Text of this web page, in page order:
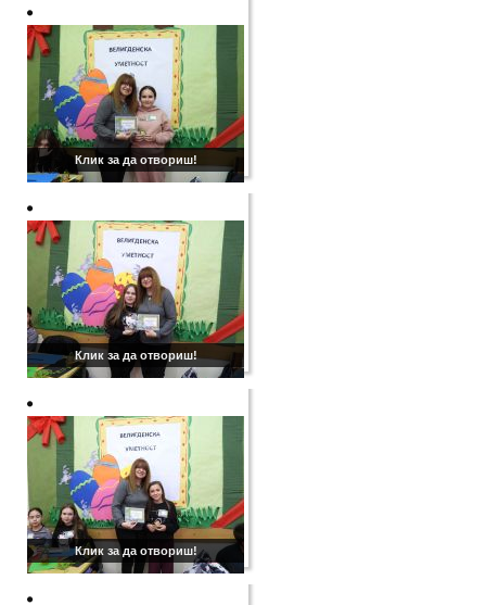
Клик за да отвориш!
Клик за да отвориш!
Клик за да отвориш!